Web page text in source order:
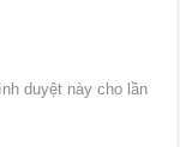
duyệt này cho lần